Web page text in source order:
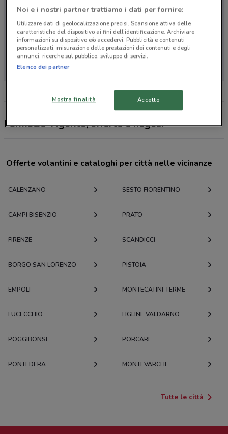
Non ci sono negozi nelle vicinanze
Farmacie Vigorito, offerte e negozi
Offerte volantini e cataloghi per città nelle vicinanze
CALENZANO SESTO FIORENTINO
CAMPI BISENZIO PRATO
FIRENZE SCANDICCI
BORGO SAN LORENZO PISTOIA
EMPOLI MONTECATINI-TERME
FUCECCHIO FIGLINE VALDARNO
POGGIBONSI PORCARI
PONTEDERA MONTEVARCHI
Tutte le città
Noi e i nostri partner trattiamo i dati per fornire:
Utilizzare dati di geolocalizzazione precisi. Scansione attiva delle
caratteristiche del dispositivo ai fini dell’identificazione. Archiviare
informazioni su dispositivo e/o accedervi. Pubblicità e contenuti
personalizzati, misurazione delle prestazioni dei contenuti e degli
annunci, ricerche sul pubblico, sviluppo di servizi.
Elenco dei partner
Mostra finalità Accetto